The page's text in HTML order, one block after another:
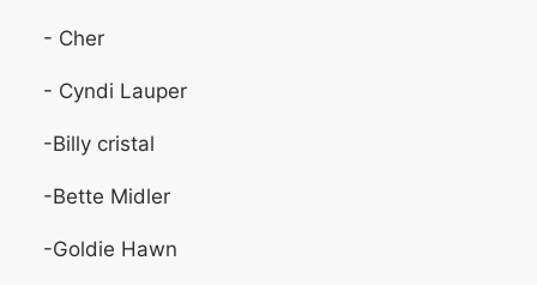
- Cher
- Cyndi Lauper
-Billy cristal
-Bette Midler
-Goldie Hawn